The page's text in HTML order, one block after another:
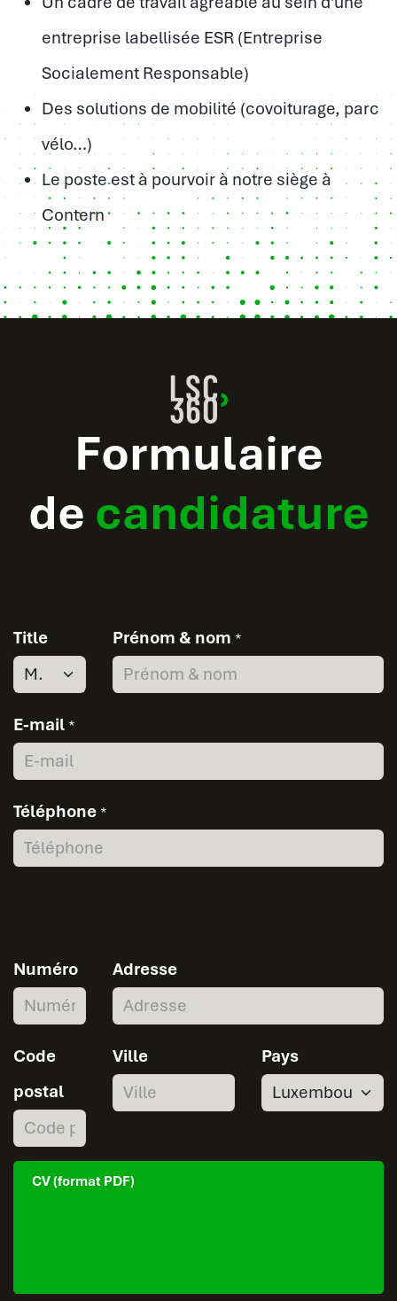
entreprise labellisée ESR (Entreprise
Socialement Responsable)
Des solutions de mobilité (covoiturage, parc
vélo…)
Le poste est à pourvoir à notre siège à
Contern
Formulaire
de candidature
Title Prénom & nom *
E-mail *
Téléphone *
Numéro Adresse
Code
postal
Ville Pays
CV (format PDF)